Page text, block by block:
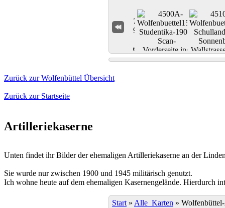
Zurück zur Wolfenbüttel Übersicht
Zurück zur Startseite
Artilleriekaserne
Unten findet ihr Bilder der ehemaligen Artilleriekaserne an der
Sie wurde nur zwischen 1900 und 1945 militärisch genutzt.
Ich wohne heute auf dem ehemaligen Kasernengelände. Hierdurch
Start» Alle_Karten »